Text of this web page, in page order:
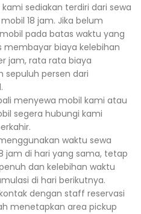
sediakan terdiri dari sewa
18 jam. Jika belum
pada batas waktu yang
membayar biaya kelebihan
jam, rata rata biaya
sepuluh persen dari
menyewa mobil kami atau
segera hubungi kami
waktu sewa
jam di hari yang sama, tetap
dan kelebihan waktu
di hari berikutnya.
dengan staff reservasi
menetapkan area pickup